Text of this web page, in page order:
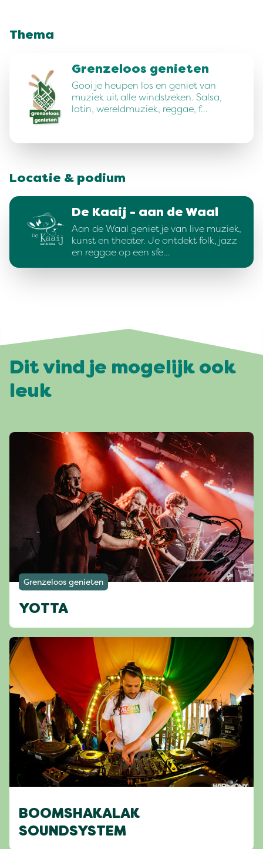
Thema
Grenzeloos genieten
Gooi je heupen los en geniet van
muziek uit alle windstreken. Salsa,
latin, wereldmuziek, reggae, f…
Locatie & podium
De Kaaij - aan de Waal
Aan de Waal geniet je van live muziek,
kunst en theater. Je ontdekt folk, jazz
en reggae op een sfe…
Dit vind je mogelijk ook
leuk
Grenzeloos genieten
YOTTA
BOOMSHAKALAK
SOUNDSYSTEM